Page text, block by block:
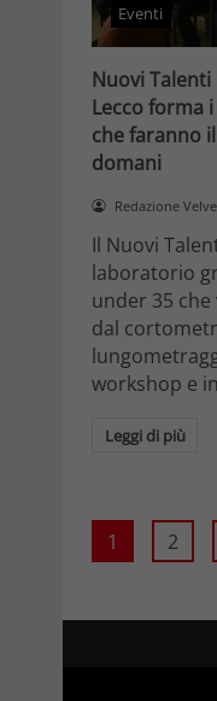
Eventi
Nuovi Talenti
Lecco forma
che faranno
domani
Redazione
Il Nuovi
laboratorio
under 35
dal
workshop e
Leggi di più
1 2